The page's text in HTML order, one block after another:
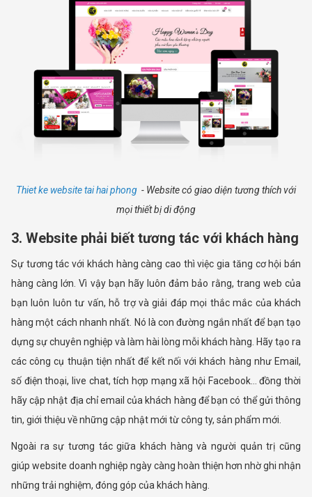
Thiet ke website tai hai phong - Website có giao diện tương thích với
mọi thiết bị di động
3. Website phải biết tương tác với khách hàng
Sự tương tác với khách hàng càng cao thì việc gia tăng cơ hội bán
hàng càng lớn. Vì vậy bạn hãy luôn đảm bảo rằng, trang web của
bạn luôn luôn tư vấn, hỗ trợ và giải đáp mọi thắc mắc của khách
hàng một cách nhanh nhất. Nó là con đường ngắn nhất để bạn tạo
dựng sự chuyên nghiệp và làm hài lòng mỗi khách hàng. Hãy tạo ra
các công cụ thuận tiện nhất để kết nối với khách hàng như Email,
số điện thoại, live chat, tích hợp mạng xã hội Facebook… đồng thời
hãy cập nhật địa chỉ email của khách hàng để bạn có thể gửi thông
tin, giới thiệu về những cập nhật mới từ công ty, sản phẩm mới.
Ngoài ra sự tương tác giữa khách hàng và người quản trị cũng
giúp website doanh nghiệp ngày càng hoàn thiện hơn nhờ ghi nhận
những trải nghiệm, đóng góp của khách hàng.